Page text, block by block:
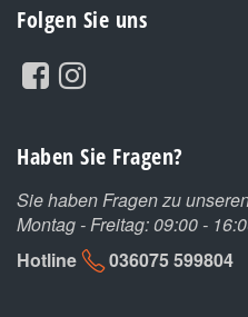
Folgen Sie uns
Haben Sie Fragen?
Sie haben Fragen zu
Montag - Freitag: 09:00 -
Hotline
036075 599804